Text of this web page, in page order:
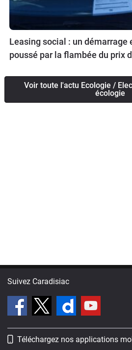
Leasing social : un démarrage
poussé par la flambée du prix
Voir toute l'actu Ecologie /
écologie
Suivez Caradisiac
Téléchargez nos applications